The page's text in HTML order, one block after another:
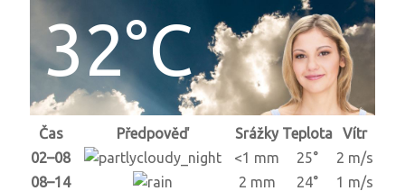
32°C
Čas Předpověď Srážky Teplota
Vítr
02–08
<1 mm 25°
2 m/s
08–14
2 mm 24°
1 m/s